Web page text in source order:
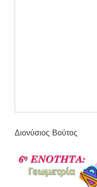
Διονύσιος Βούτος